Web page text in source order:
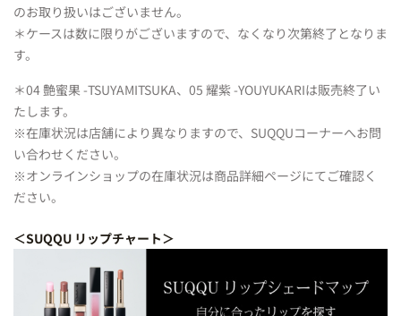
のお取り扱いはございません。
＊ケースは数に限りがございますので、なくなり次第終了となりま
す。
＊04 艶蜜果 -TSUYAMITSUKA、05 耀紫 -YOUYUKARIは販売終了い
たします。
※在庫状況は店舗により異なりますので、SUQQUコーナーへお問
い合わせください。
※オンラインショップの在庫状況は商品詳細ページにてご確認く
ださい。
＜SUQQU リップチャート＞